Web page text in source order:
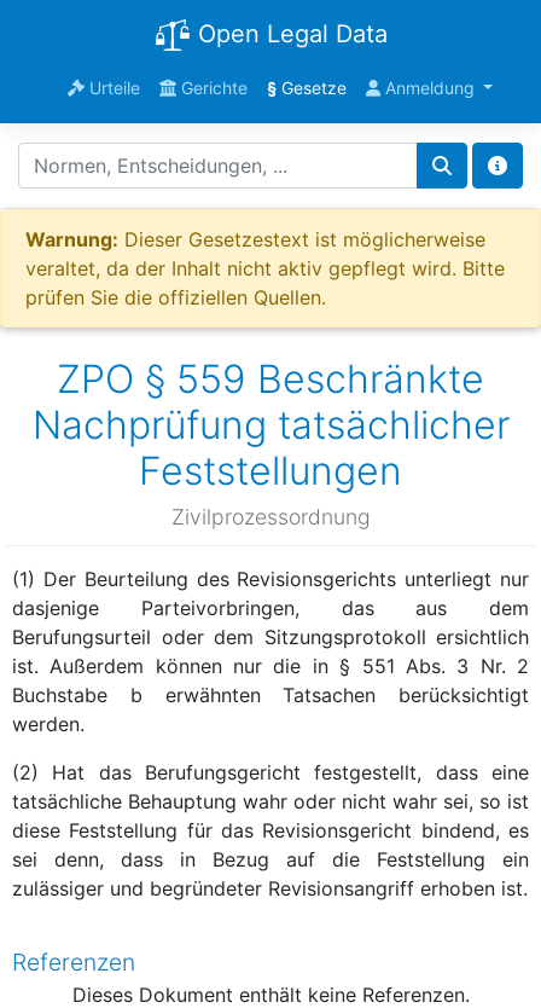
Open Legal Data
Urteile Gerichte §Gesetze Anmeldung
Warnung: Dieser Gesetzestext ist möglicherweise
veraltet, da der Inhalt nicht aktiv gepflegt wird. Bitte
prüfen Sie die offiziellen Quellen.
ZPO § 559 Beschränkte
Nachprüfung tatsächlicher
Feststellungen
Zivilprozessordnung
(1) Der Beurteilung des Revisionsgerichts unterliegt nur
dasjenige Parteivorbringen, das aus dem
Berufungsurteil oder dem Sitzungsprotokoll ersichtlich
ist. Außerdem können nur die in § 551 Abs. 3 Nr. 2
Buchstabe b erwähnten Tatsachen berücksichtigt
werden.
(2) Hat das Berufungsgericht festgestellt, dass eine
tatsächliche Behauptung wahr oder nicht wahr sei, so ist
diese Feststellung für das Revisionsgericht bindend, es
sei denn, dass in Bezug auf die Feststellung ein
zulässiger und begründeter Revisionsangriff erhoben ist.
Referenzen
Dieses Dokument enthält keine Referenzen.